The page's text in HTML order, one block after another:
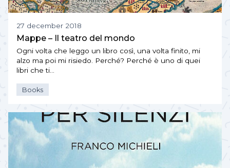
27 december 2018
Mappe – Il teatro del mondo
Ogni volta che leggo un libro così, una volta finito, mi
alzo ma poi mi risiedo. Perché? Perché è uno di quei
libri che ti…
Books